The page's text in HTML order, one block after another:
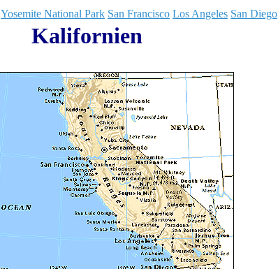
Yosemite National Park San Francisco Los Angeles San Diego
Kalifornien